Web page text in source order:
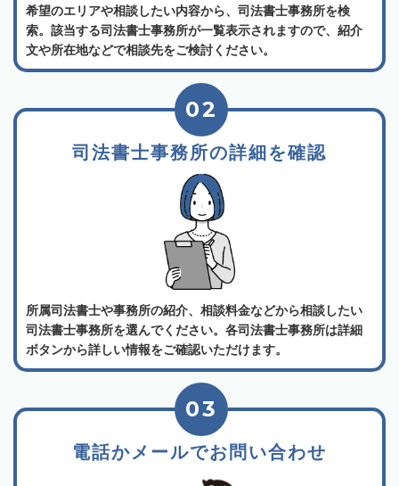
希望のエリアや相談したい内容から、司法書士事務所を検
索。該当する司法書士事務所が一覧表示されますので、紹介
文や所在地などで相談先をご検討ください。
司法書士事務所の詳細を確認
02
所属司法書士や事務所の紹介、相談料金などから相談したい
司法書士事務所を選んでください。各司法書士事務所は詳細
ボタンから詳しい情報をご確認いただけます。
電話かメールでお問い合わせ
03